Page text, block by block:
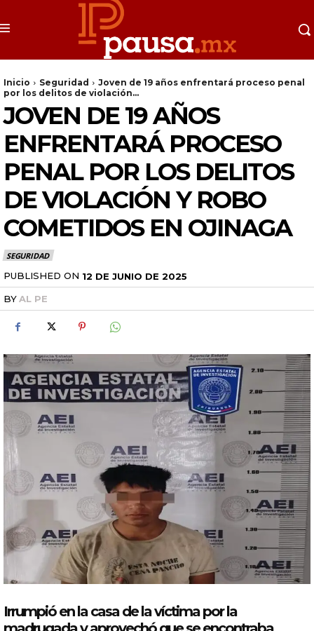
Inicio Seguridad
Joven de 19 años enfrentará proceso penal
por los delitos de violación...
JOVEN DE 19 AÑOS
ENFRENTARÁ PROCESO
PENAL POR LOS DELITOS
DE VIOLACIÓN Y ROBO
COMETIDOS EN OJINAGA
SEGURIDAD
PUBLISHED ON 12 DE JUNIO DE 2025
BYAL PE
Irrumpió en la casa de la víctimaporla